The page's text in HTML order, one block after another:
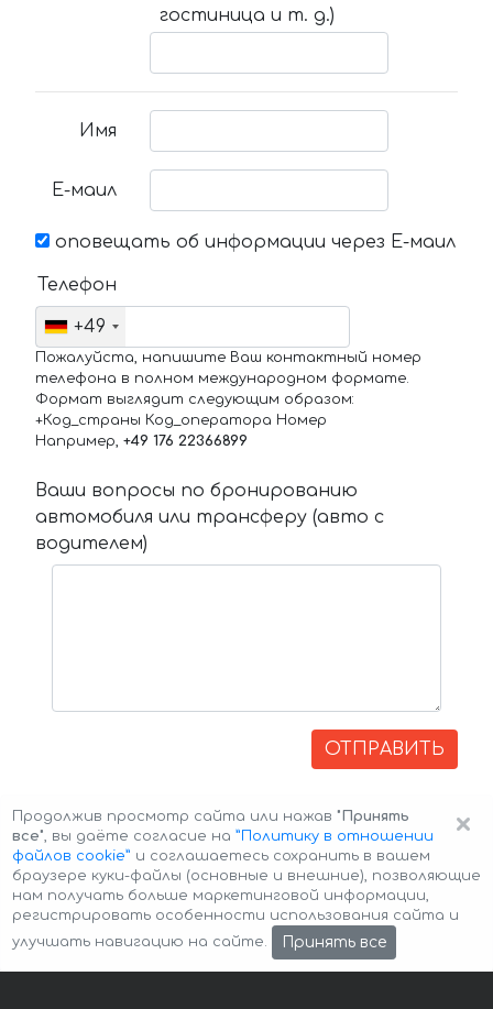
гостиница и т. д.)
Имя
Е-маил
оповещать об информации через Е-маил
Телефон
+49
Пожалуйста, напишите Ваш контактный номер
телефона в полном международном формате.
Формат выглядит следующим образом:
+Код_страны Код_оператора Номер
Например, +49 176 22366899
Ваши вопросы по бронированию
автомобиля или трансферу (авто с
водителем)
ОТПРАВИТЬ
Авторские права © 2026 Авто-Аренда Cookie Policy
×
Продолжив просмотр сайта или нажав "Принять
все", вы даёте согласие на ”Политику в отношении
файлов cookie” и соглашаетесь сохранить в вашем
браузере куки-файлы (основные и внешние), позволяющие
нам получать больше маркетинговой информации,
регистрировать особенности использования сайта и
улучшать навигацию на сайте.
Принять все